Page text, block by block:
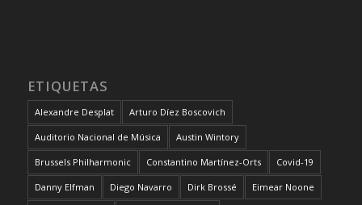
ETIQUETAS
Alexandre Desplat Arturo Díez Boscovich
Auditorio Nacional de Música Austin Wintory
Brussels Philharmonic Constantino Martínez-Orts Covid-19
Danny Elfman Diego Navarro Dirk Brossé Eimear Noone